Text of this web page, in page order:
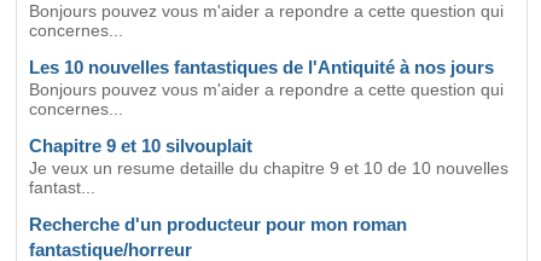
Bonjours pouvez vous m'aider a repondre a cette question qui
concernes...
Les 10 nouvelles fantastiques de l'Antiquité à nos jours
Bonjours pouvez vous m'aider a repondre a cette question qui
concernes...
Chapitre 9 et 10 silvouplait
Je veux un resume detaille du chapitre 9 et 10 de 10 nouvelles
fantast...
Recherche d'un producteur pour mon roman
fantastique/horreur